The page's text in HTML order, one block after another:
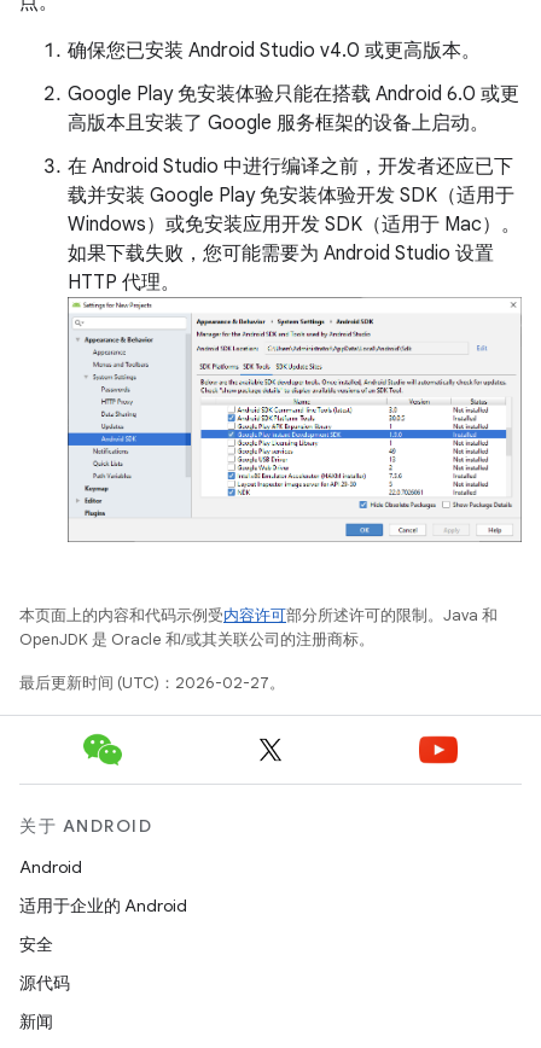
确保您已安装 Android Studio v4.0 或更高版本。
Google Play 免安装体验只能在搭载 Android 6.0 或更
高版本且安装了 Google 服务框架的设备上启动。
在 Android Studio 中进行编译之前，开发者还应已下
载并安装 Google Play 免安装体验开发 SDK（适用于
Windows）或免安装应用开发 SDK（适用于 Mac）。
如果下载失败，您可能需要为 Android Studio 设置
HTTP 代理。
本页面上的内容和代码示例受内容许可部分所述许可的限制。Java 和
OpenJDK 是 Oracle 和/或其关联公司的注册商标。
最后更新时间 (UTC)：2026-02-27。
关于 ANDROID
Android
适用于企业的 Android
安全
源代码
新闻